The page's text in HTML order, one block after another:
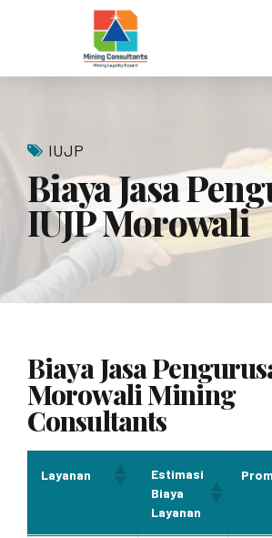
IUJP
Biaya Jasa
IUJP Morowali
Biaya Jasa
Morowali Mining
Consultants
Layanan
Estimasi
Biaya
Layanan